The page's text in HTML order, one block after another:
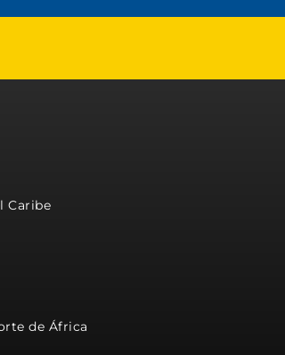
Caribe
de África